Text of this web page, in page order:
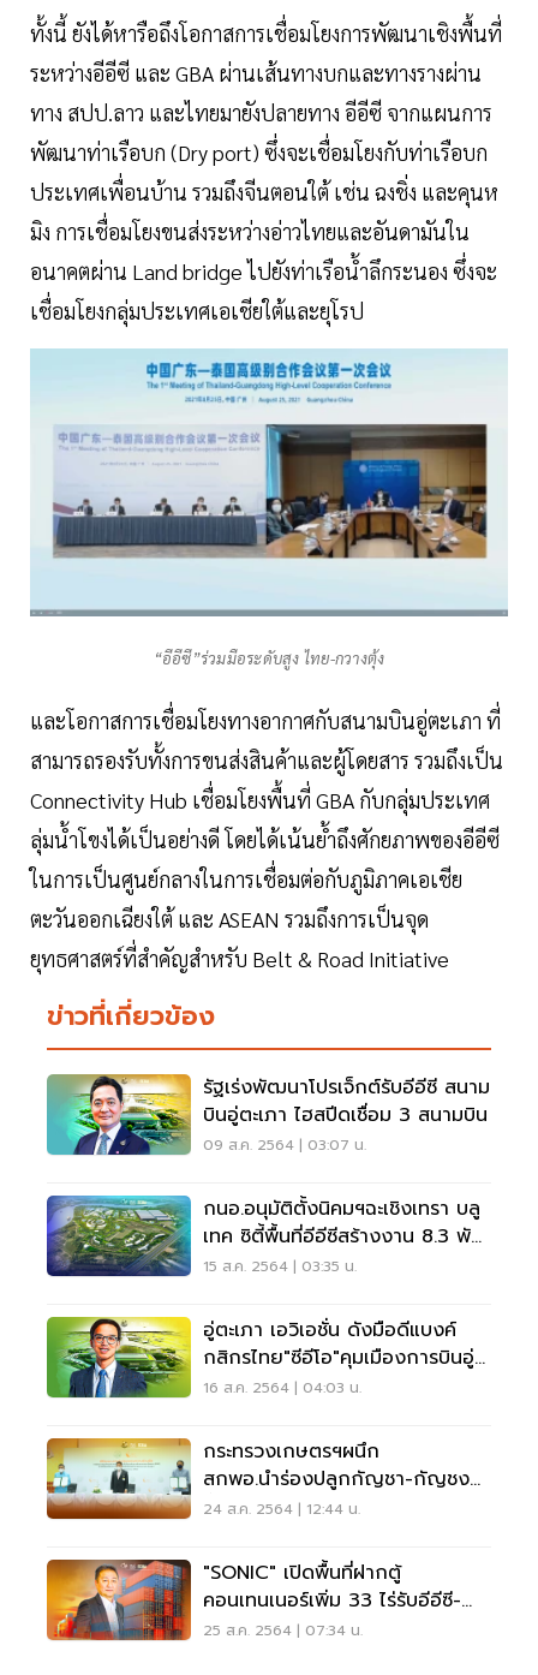
ทั้งนี้ ยังได้หารือถึงโอกาสการเชื่อมโยงการพัฒนาเชิงพื้นที่
ระหว่างอีอีซี และ GBA ผ่านเส้นทางบกและทางรางผ่าน
ทาง สปป.ลาว และไทยมายังปลายทาง อีอีซี จากแผนการ
พัฒนาท่าเรือบก (Dry port) ซึ่งจะเชื่อมโยงกับท่าเรือบก
ประเทศเพื่อนบ้าน รวมถึงจีนตอนใต้ เช่น ฉงชิ่ง และคุนห
มิง การเชื่อมโยงขนส่งระหว่างอ่าวไทยและอันดามันใน
อนาคตผ่าน Land bridge ไปยังท่าเรือน้ำลึกระนอง ซึ่งจะ
เชื่อมโยงกลุ่มประเทศเอเชียใต้และยุโรป
“อีอีซี”ร่วมมือระดับสูง ไทย-กวางตุ้ง
และโอกาสการเชื่อมโยงทางอากาศกับสนามบินอู่ตะเภา ที่
สามารถรองรับทั้งการขนส่งสินค้าและผู้โดยสาร รวมถึงเป็น
Connectivity Hub เชื่อมโยงพื้นที่ GBA กับกลุ่มประเทศ
ลุ่มน้ำโขงได้เป็นอย่างดี โดยได้เน้นย้ำถึงศักยภาพของอีอีซี
ในการเป็นศูนย์กลางในการเชื่อมต่อกับภูมิภาคเอเชีย
ตะวันออกเฉียงใต้ และ ASEAN รวมถึงการเป็นจุด
ยุทธศาสตร์ที่สำคัญสำหรับ Belt & Road Initiative
ข่าวที่เกี่ยวข้อง
รัฐเร่งพัฒนาโปรเจ็กต์รับอีอีซี สนาม
บินอู่ตะเภา ไฮสปีดเชื่อม 3 สนามบิน
09 ส.ค. 2564 | 03:07 น.
กนอ.อนุมัติตั้งนิคมฯฉะเชิงเทรา บลู
เทค ซิตี้พื้นที่อีอีซีสร้างงาน 8.3 พัน
คน
15 ส.ค. 2564 | 03:35 น.
อู่ตะเภา เอวิเอชั่น ดังมือดีแบงค์
กสิกรไทย"ซีอีโอ"คุมเมืองการบินอู่
ตะเภา
16 ส.ค. 2564 | 04:03 น.
กระทรวงเกษตรฯผนึก
สกพอ.นำร่องปลูกกัญชา-กัญชง
พื้นที่ ส.ป.ก. ในอีอีซี
24 ส.ค. 2564 | 12:44 น.
"SONIC" เปิดพื้นที่ฝากตู้
คอนเทนเนอร์เพิ่ม 33 ไร่รับอีอีซี-
แหลมฉบังเฟส 3
25 ส.ค. 2564 | 07:34 น.